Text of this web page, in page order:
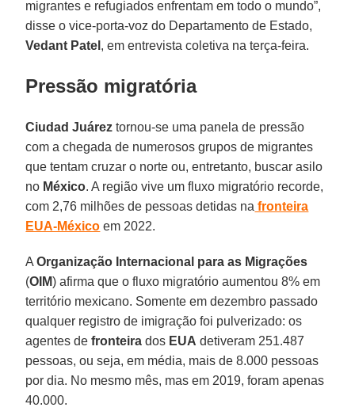
migrantes e refugiados enfrentam em todo o mundo”,
disse o vice-porta-voz do Departamento de Estado,
Vedant Patel , em entrevista coletiva na terça-feira.
Pressão migratória
Ciudad Juárez tornou-se uma panela de pressão
com a chegada de numerosos grupos de migrantes
que tentam cruzar o norte ou, entretanto, buscar asilo
no México. A região vive um fluxo migratório recorde,
com 2,76 milhões de pessoas detidas na fronteira
EUA-México em 2022.
AOrganização Internacional para as Migrações
(OIM) afirma que o fluxo migratório aumentou 8% em
território mexicano. Somente em dezembro passado
qualquer registro de imigração foi pulverizado: os
agentes de fronteira dos EUA detiveram 251.487
pessoas, ou seja, em média, mais de 8.000 pessoas
por dia. No mesmo mês, mas em 2019, foram apenas
40.000.